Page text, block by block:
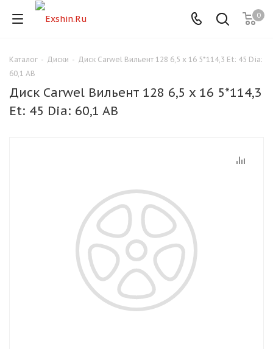
0
Каталог - Диски - Диск Carwel Вильент 128 6,5 x 16 5*114,3 Et: 45 Dia:
60,1 AB
Диск Carwel Вильент 128 6,5 x 16 5*114,3
Et: 45 Dia: 60,1 AB
Для клиентов всех банков
Разбейте
оплатуна части
Добавляйте товары